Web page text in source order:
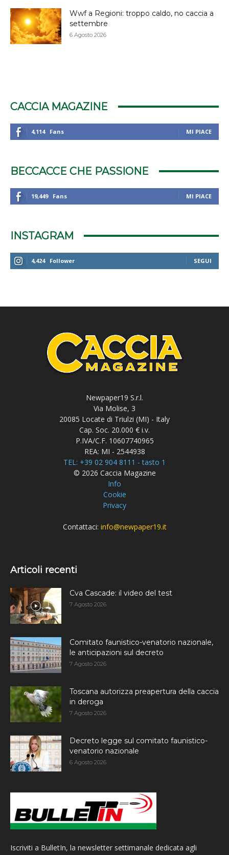
Wwf a Regioni: troppo caldo, no caccia a
settembre
6 Agosto 2026
CACCIA MAGAZINE
4,114 Fans MI PIACE
BECCACCE CHE PASSIONE
19,449 Fans MI PIACE
INSTAGRAM
4,424 Follower SEGUI
Newpaper19 S.r.l.
Via Molise, 3
20085 Locate di Triulzi (MI) - Italy
Cap. Soc. 20.000 € i.v.
P.IVA/C.F. 10607740965
REA: MI - 2544938
TEL: +39 02 904 8111 - tasto 1
© 2026 Caccia Magazine
Info
Cookie
Privacy
Contattaci: info@newpaper19.it
Articoli recenti
Cva Cascade: il video del test
7 Agosto 2026
Comitato faunistico-venatorio nazionale,
le anticipazioni sul decreto
7 Agosto 2026
Toscana autorizza preapertura della caccia
in deroga
7 Agosto 2026
Decreto legge sul comitato faunistico-
venatorio nazionale
6 Agosto 2026
Iscriviti a BulletIn, la newsletter settimanale dedicata agli